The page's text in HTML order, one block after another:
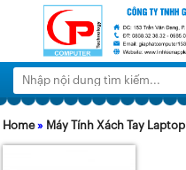
Tìm
kiếm:
Home» Máy Tính Xách Tay Laptop